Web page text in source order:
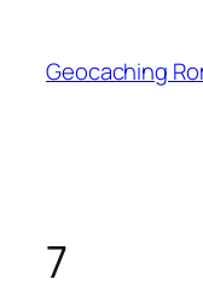
content
Geocaching
7